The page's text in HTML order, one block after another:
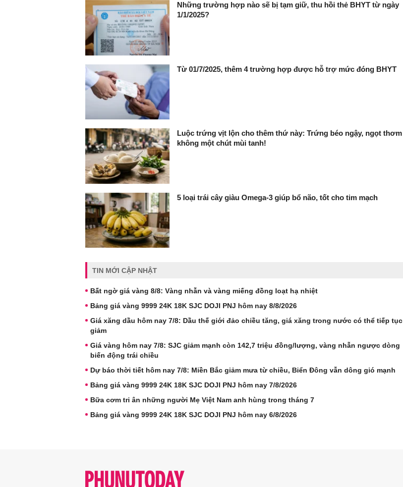
Những trường hợp nào sẽ bị tạm giữ, thu hồi thẻ BHYT từ ngày
1/1/2025?
Từ 01/7/2025, thêm 4 trường hợp được hỗ trợ mức đóng BHYT
Luộc trứng vịt lộn cho thêm thứ này: Trứng béo ngậy, ngọt thơm
không một chút mùi tanh!
5 loại trái cây giàu Omega-3 giúp bổ não, tốt cho tim mạch
TIN MỚI CẬP NHẬT
Bất ngờ giá vàng 8/8: Vàng nhẫn và vàng miếng đồng loạt hạ nhiệt
Bảng giá vàng 9999 24K 18K SJC DOJI PNJ hôm nay 8/8/2026
Giá xăng dầu hôm nay 7/8: Dầu thế giới đảo chiều tăng, giá xăng trong nước có thể tiếp tục
giảm
Giá vàng hôm nay 7/8: SJC giảm mạnh còn 142,7 triệu đồng/lượng, vàng nhẫn ngược dòng
biến động trái chiều
Dự báo thời tiết hôm nay 7/8: Miền Bắc giảm mưa từ chiều, Biển Đông vẫn dông gió mạnh
Bảng giá vàng 9999 24K 18K SJC DOJI PNJ hôm nay 7/8/2026
Bữa cơm tri ân những người Mẹ Việt Nam anh hùng trong tháng 7
Bảng giá vàng 9999 24K 18K SJC DOJI PNJ hôm nay 6/8/2026